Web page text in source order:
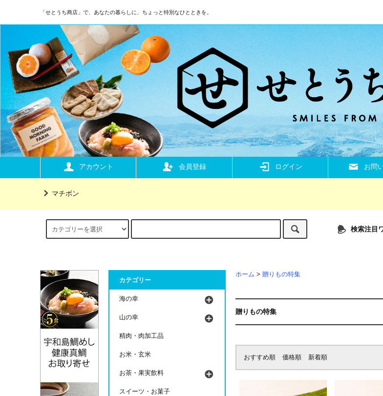
「せとうち商店」で、あなたの暮らしに、ちょっと特別なひとときを。
アカウント 会員登録 ログイン お問
マチボン
検索注目
ホーム > 贈りもの特集
贈りもの特集
おすすめ順 価格順 新着順
カテゴリー
海の幸
山の幸
精肉・肉加工品
お米・玄米
お茶・果実飲料
スイーツ・お菓子